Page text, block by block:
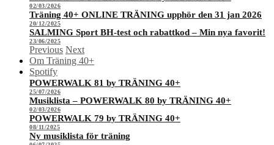
02/03/2026
Träning 40+ ONLINE TRÄNING upphör den 31 jan 2026
20/12/2025
SALMING Sport BH-test och rabattkod – Min nya favorit!
23/06/2025
Previous Next
Om Träning 40+
Spotify
POWERWALK 81 by TRÄNING 40+
25/07/2026
Musiklista – POWERWALK 80 by TRÄNING 40+
02/03/2026
POWERWALK 79 by TRÄNING 40+
08/11/2025
Ny musiklista för träning